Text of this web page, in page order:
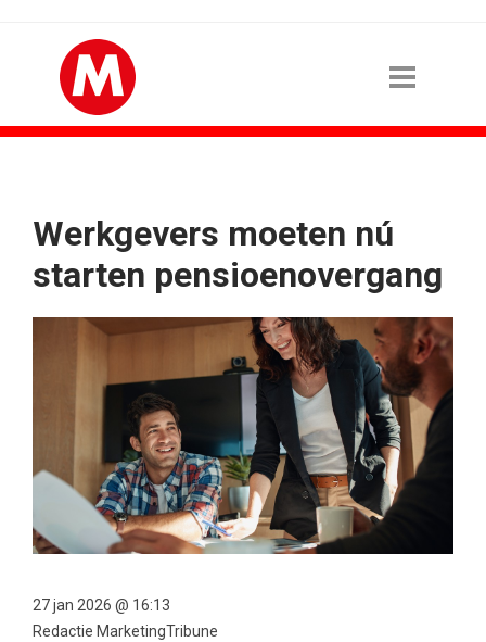
Werkgevers moeten nú
starten pensioenovergang
27 jan 2026 @ 16:13
Redactie MarketingTribune